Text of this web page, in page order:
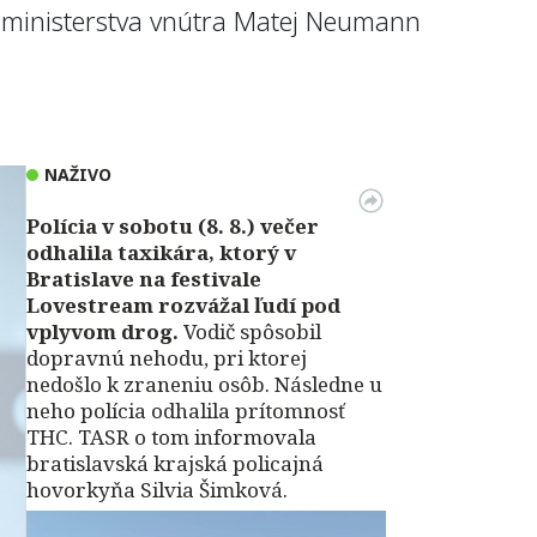
vnútra Matej Neumann
NAŽIVO
Polícia v sobotu (8. 8.) večer
odhalila taxikára, ktorý v
Bratislave na festivale
Lovestream rozvážal ľudí pod
vplyvom drog. Vodič spôsobil
dopravnú nehodu, pri ktorej
nedošlo k zraneniu osôb. Následne u
neho polícia odhalila prítomnosť
THC. TASR o tom informovala
bratislavská krajská policajná
hovorkyňa Silvia Šimková.